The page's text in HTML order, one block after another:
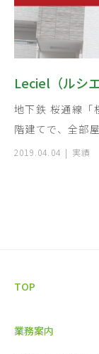
Leciel（ルシ
地下鉄 桜通線「
階建てで、全部
2019.04.04 実績
TOP
業務案内